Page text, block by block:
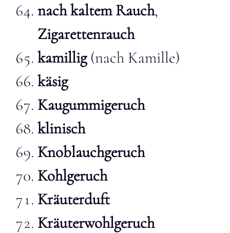
nach kaltem Rauch,
Zigarettenrauch
kamillig(nach Kamille)
käsig
Kaugummigeruch
klinisch
Knoblauchgeruch
Kohlgeruch
Kräuterduft
Kräuterwohlgeruch